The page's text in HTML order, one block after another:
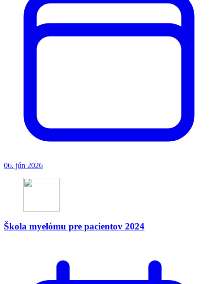
06. jún 2026
Škola myelómu pre pacientov 2024